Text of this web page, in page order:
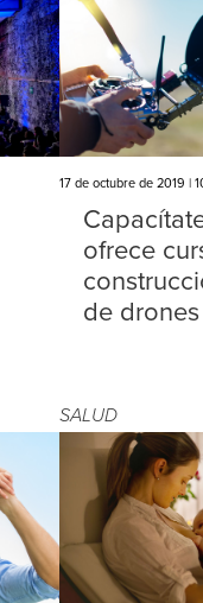
17 de octubre de 2019 |
ofrece
de drones
SALUD